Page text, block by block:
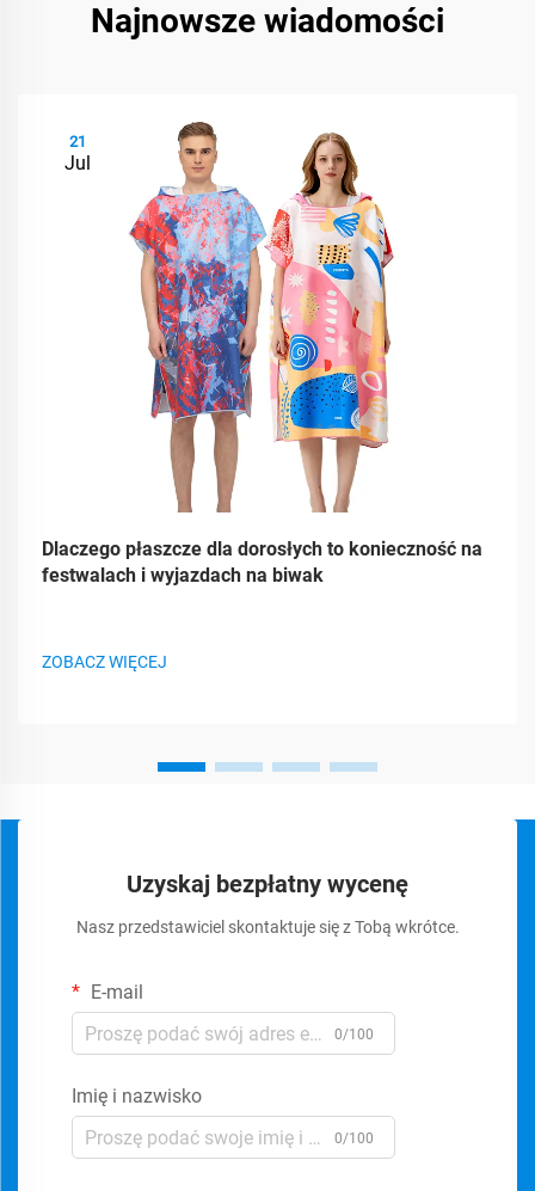
Najnowsze wiadomości
21
Jul
Dlaczego płaszcze dla dorosłych to konieczność na
festwalach i wyjazdach na biwak
ZOBACZ WIĘCEJ
Uzyskaj bezpłatny wycenę
Nasz przedstawiciel skontaktuje się z Tobą wkrótce.
E-mail
0/100
Imię i nazwisko
0/100